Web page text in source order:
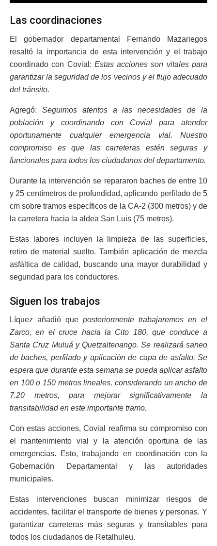
Las coordinaciones
El gobernador departamental Fernando Mazariegos
resaltó la importancia de esta intervención y el trabajo
coordinado con Covial: Estas acciones son vitales para
garantizar la seguridad de los vecinos y el flujo adecuado
del tránsito.
Agregó: Seguimos atentos a las necesidades de la
población y coordinando con Covial para atender
oportunamente cualquier emergencia vial. Nuestro
compromiso es que las carreteras estén seguras y
funcionales para todos los ciudadanos del departamento.
Durante la intervención se repararon baches de entre 10
y 25 centímetros de profundidad, aplicando perfilado de 5
cm sobre tramos específicos de la CA-2 (300 metros) y de
la carretera hacia la aldea San Luis (75 metros).
Estas labores incluyen la limpieza de las superficies,
retiro de material suelto. También aplicación de mezcla
asfáltica de calidad, buscando una mayor durabilidad y
seguridad para los conductores.
Siguen los trabajos
Líquez añadió que posteriormente trabajaremos en el
Zarco, en el cruce hacia la Cito 180, que conduce a
Santa Cruz Muluá y Quetzaltenango. Se realizará saneo
de baches, perfilado y aplicación de capa de asfalto. Se
espera que durante esta semana se pueda aplicar asfalto
en 100 o 150 metros lineales, considerando un ancho de
7.20 metros, para mejorar significativamente la
transitabilidad en este importante tramo.
Con estas acciones, Covial reafirma su compromiso con
el mantenimiento vial y la atención oportuna de las
emergencias. Esto, trabajando en coordinación con la
Gobernación Departamental y las autoridades
municipales.
Estas intervenciones buscan minimizar riesgos de
accidentes, facilitar el transporte de bienes y personas. Y
garantizar carreteras más seguras y transitables para
todos los ciudadanos de Retalhuleu.